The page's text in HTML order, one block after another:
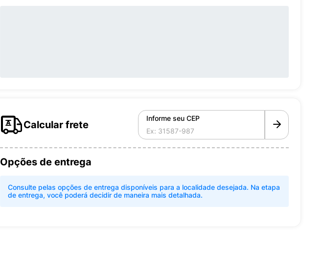
Calcular frete
Informe seu CEP
Opções de entrega
Consulte pelas opções de entrega disponíveis para a localidade desejada. Na etapa
de entrega, você poderá decidir de maneira mais detalhada.